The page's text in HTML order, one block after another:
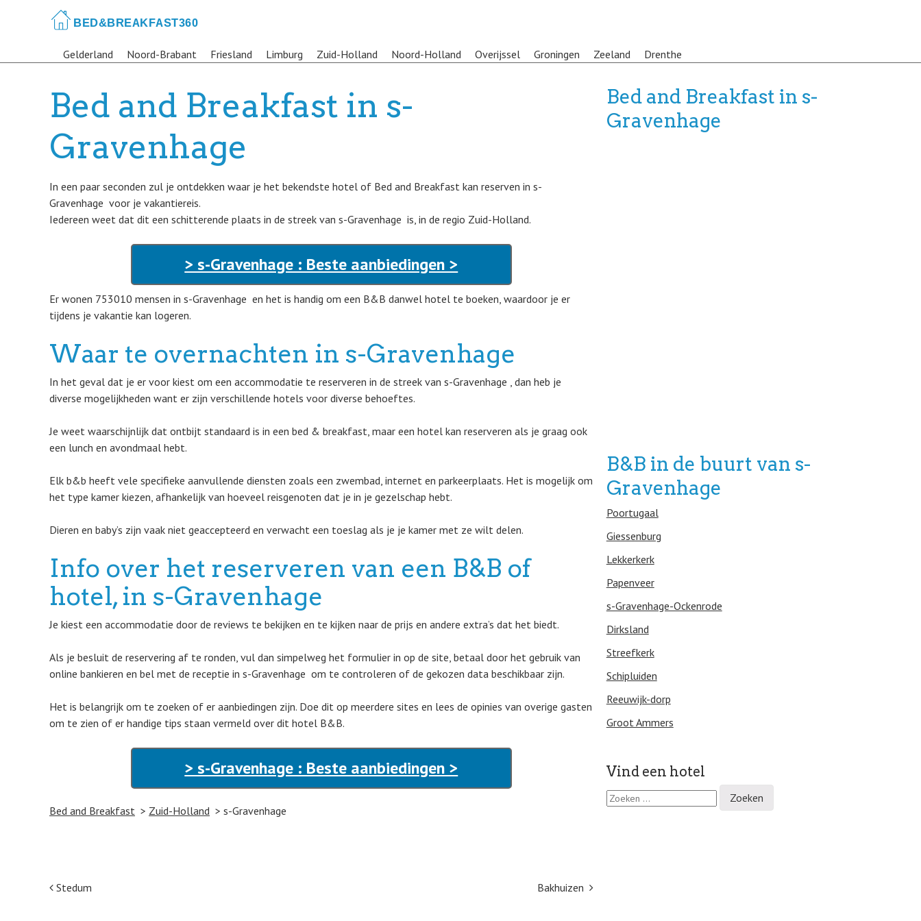
Gelderland Noord-Brabant Friesland Limburg Zuid-Holland Noord-Holland Overijssel Groningen Zeeland Drenthe
Bed and Breakfast in s-
Gravenhage
In een paar seconden zul je ontdekken waar je het bekendste hotel of Bed and Breakfast kan reserven in s-
Gravenhage voor je vakantiereis.
Iedereen weet dat dit een schitterende plaats in de streek van s-Gravenhage is, in de regio Zuid-Holland.
> s-Gravenhage : Beste aanbiedingen >
Er wonen 753010 mensen in s-Gravenhage en het is handig om een B&B danwel hotel te boeken, waardoor je er
tijdens je vakantie kan logeren.
Waar te overnachten in s-Gravenhage
In het geval dat je er voor kiest om een accommodatie te reserveren in de streek van s-Gravenhage , dan heb je
diverse mogelijkheden want er zijn verschillende hotels voor diverse behoeftes.
Je weet waarschijnlijk dat ontbijt standaard is in een bed & breakfast, maar een hotel kan reserveren als je graag ook
een lunch en avondmaal hebt.
Elk b&b heeft vele specifieke aanvullende diensten zoals een zwembad, internet en parkeerplaats. Het is mogelijk om
het type kamer kiezen, afhankelijk van hoeveel reisgenoten dat je in je gezelschap hebt.
Dieren en baby’s zijn vaak niet geaccepteerd en verwacht een toeslag als je je kamer met ze wilt delen.
Info over het reserveren van een B&B of
hotel, in s-Gravenhage
Je kiest een accommodatie door de reviews te bekijken en te kijken naar de prijs en andere extra’s dat het biedt.
Als je besluit de reservering af te ronden, vul dan simpelweg het formulier in op de site, betaal door het gebruik van
online bankieren en bel met de receptie in s-Gravenhage om te controleren of de gekozen data beschikbaar zijn.
Het is belangrijk om te zoeken of er aanbiedingen zijn. Doe dit op meerdere sites en lees de opinies van overige gasten
om te zien of er handige tips staan vermeld over dit hotel B&B.
> s-Gravenhage : Beste aanbiedingen >
Bed and Breakfast Zuid-Holland s-Gravenhage
Post navigation
Stedum Bakhuizen
Bed and Breakfast in s-
Gravenhage
B&B in de buurt van s-
Gravenhage
Poortugaal
Giessenburg
Lekkerkerk
Papenveer
s-Gravenhage-Ockenrode
Dirksland
Streefkerk
Schipluiden
Reeuwijk-dorp
Groot Ammers
Vind een hotel
Z
o